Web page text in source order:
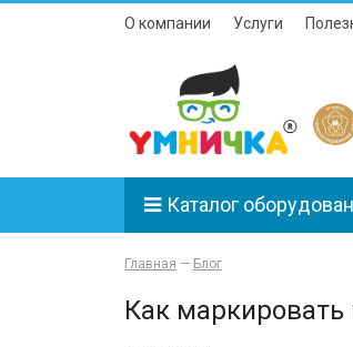
О компании Услуги
Каталог
Главная — Блог
Как